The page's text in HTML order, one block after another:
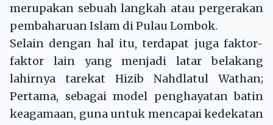
merupakan sebuah langkah atau pergerakan
pembaharuan Islam di Pulau Lombok.
Selain dengan hal itu, terdapat juga faktor-
faktor lain yang menjadi latar belakang
lahirnya tarekat Hizib Nahdlatul Wathan;
Pertama, sebagai model penghayatan batin
keagamaan, guna untuk mencapai kedekatan